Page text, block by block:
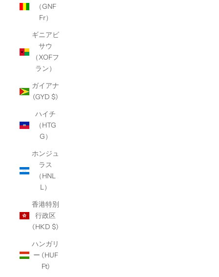
（GNF
Fr）
ギニアビ
サウ
（XOFフ
ラン）
ガイアナ
(GYD $)
ハイチ
（HTG
G）
ホンジュ
ラス
（HNL
L）
香港特別
行政区
(HKD $)
ハンガリ
ー (HUF
Ft)